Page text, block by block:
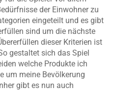
der Einwohner zu
eingeteilt und es gibt
sind um die nächste
dieser Kriterien ist
gestaltet sich das Spiel
welche Produkte ich
um meine Bevölkerung
gibt es nun auch